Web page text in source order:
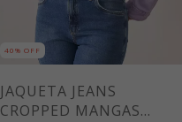
40% OFF
JAQUETA JEANS
CROPPED MANGAS